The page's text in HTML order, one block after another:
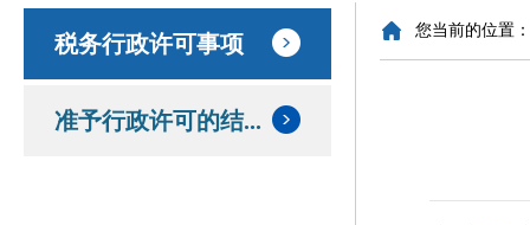
税务行政许可事项
准予行政许可的结...
您当前的位置